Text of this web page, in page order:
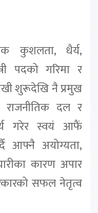
कुशलता, धैर्य,
पदको गरिमा र
शुरूदेखि नै प्रमुख
राजनीतिक दल र
गरेर स्वयं आफैं
आफ्नै अयोग्यता,
कारण अपार
सफल नेतृत्व